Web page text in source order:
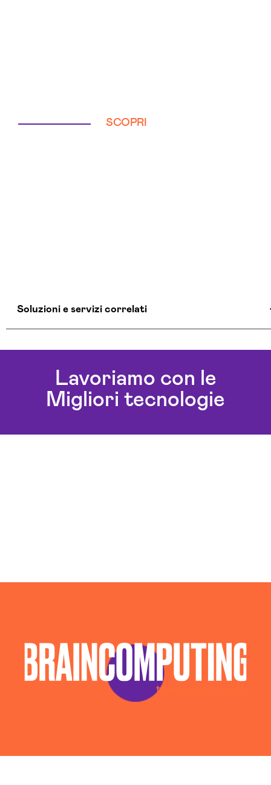
SCOPRI
Soluzioni e servizi correlati
Consulenza Web Marketing Per Hotel
Lavoriamo con le
Migliori tecnologie